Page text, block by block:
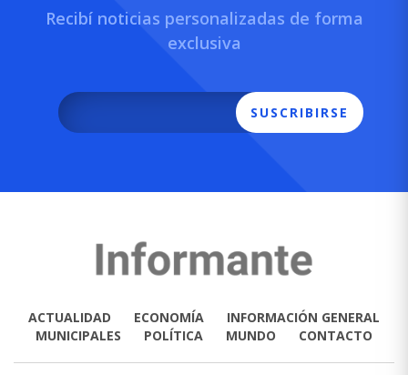
Recibí noticias personalizadas de forma
exclusiva
SUSCRIBIRSE
ACTUALIDAD ECONOMÍA
INFORMACIÓN GENERAL
MUNICIPALES
POLÍTICA MUNDO CONTACTO